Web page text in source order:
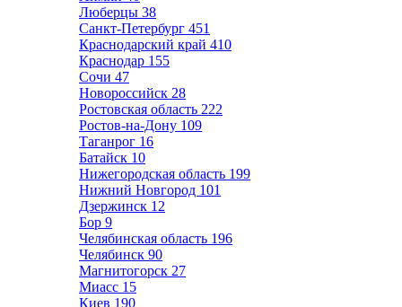
Люберцы 38
Санкт-Петербург 451
Краснодарский край 410
Краснодар 155
Сочи 47
Новороссийск 28
Ростовская область 222
Ростов-на-Дону 109
Таганрог 16
Батайск 10
Нижегородская область 199
Нижний Новгород 101
Дзержинск 12
Бор 9
Челябинская область 196
Челябинск 90
Магнитогорск 27
Миасс 15
Киев 190